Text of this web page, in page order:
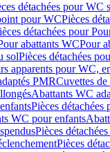
détachées pour WC
pour WCPièces
détachées pour
abattants WCPour
solPièces détachées
apparents pour WC,
PMRCuvettes
Abattants WC
Pièces
WC pour enfants
Pièces
Pièces